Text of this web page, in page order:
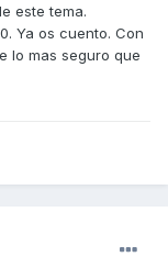
este tema.
Ya os cuento. Con
lo mas seguro que